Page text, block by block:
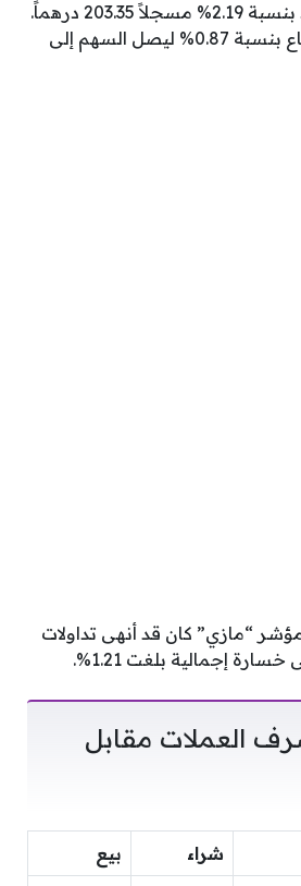
بنك أفريقيا: ارتفاع بنسبة 0.87% ليصل السهم إلى
“مازي” كان قد أنهى تداولات
إجمالية بلغت 1.21%.
العملات مقابل
شراء بيع